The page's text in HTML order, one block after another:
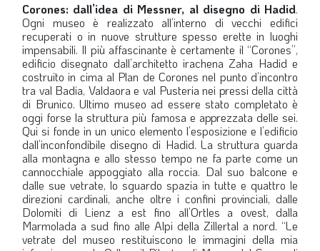
Corones: dall’idea di Messner, al disegno di Hadid.
Ogni museo è realizzato all’interno di vecchi edifici
recuperati o in nuove strutture spesso erette in luoghi
impensabili. Il più affascinante è certamente il “Corones”,
edificio disegnato dall’architetto irachena Zaha Hadid e
costruito in cima al Plan de Corones nel punto d’incontro
tra val Badia, Valdaora e val Pusteria nei pressi della città
di Brunico. Ultimo museo ad essere stato completato è
oggi forse la struttura più famosa e apprezzata delle sei.
Qui si fonde in un unico elemento l’esposizione e l’edificio
dall’inconfondibile disegno di Hadid. La struttura guarda
alla montagna e allo stesso tempo ne fa parte come un
cannocchiale appoggiato alla roccia. Dal suo balcone e
dalle sue vetrate, lo sguardo spazia in tutte e quattro le
direzioni cardinali, anche oltre i confini provinciali, dalle
Dolomiti di Lienz a est fino all’Ortles a ovest, dalla
Marmolada a sud fino alle Alpi della Zillertal a nord. “Le
vetrate del museo restituiscono le immagini della mia